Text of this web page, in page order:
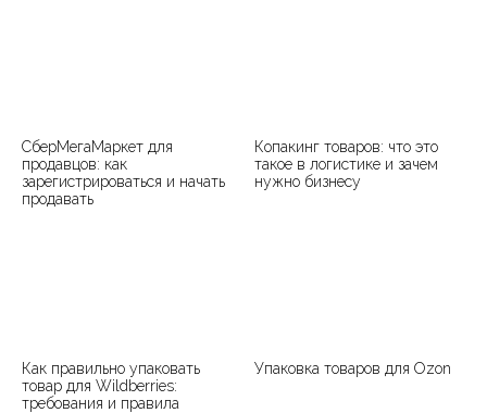
СберМегаМаркет для
продавцов: как
зарегистрироваться и начать
продавать
Копакинг товаров: что это
такое в логистике и зачем
нужно бизнесу
Как правильно упаковать
товар для Wildberries:
требования и правила
Упаковка товаров для Ozon